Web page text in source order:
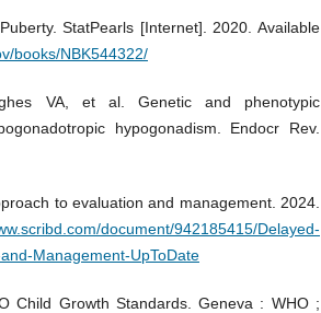
StatPearls [Internet]. 2020. Available
books/NBK544322/
VA, et al. Genetic and phenotypic
hypogonadism. Endocr Rev.
to evaluation and management. 2024.
document/942185415/Delayed-
Management-UpToDate
Child Growth Standards. Geneva : WHO ;